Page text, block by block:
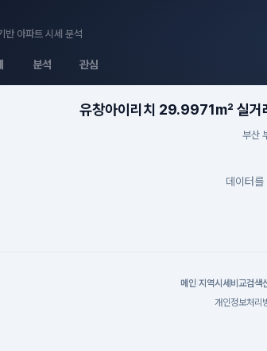
반 아파트 시세 분석
분석 관심
유창아이리치 29.9971m² 실거
부산
데이터
메인 지역시세 비교검색
개인정보처리